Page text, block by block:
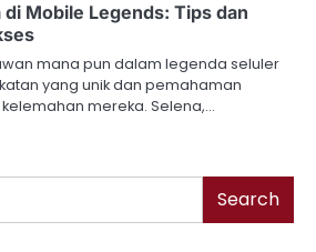
Mobile Legends: Tips dan
mana pun dalam legenda seluler
yang unik dan pemahaman
mereka. Selena,…
Search